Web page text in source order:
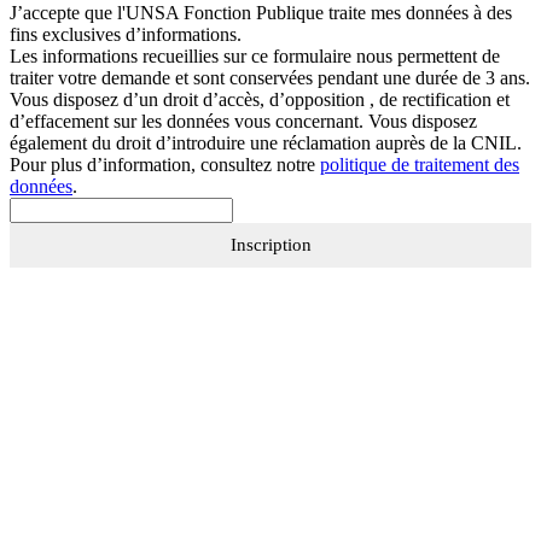
J’accepte que l'UNSA Fonction Publique traite mes données à des
fins exclusives d’informations.
Les informations recueillies sur ce formulaire nous permettent de
traiter votre demande et sont conservées pendant une durée de 3 ans.
Vous disposez d’un droit d’accès, d’opposition , de rectification et
d’effacement sur les données vous concernant. Vous disposez
également du droit d’introduire une réclamation auprès de la CNIL.
Pour plus d’information, consultez notre politique de traitement des
données.
Inscription